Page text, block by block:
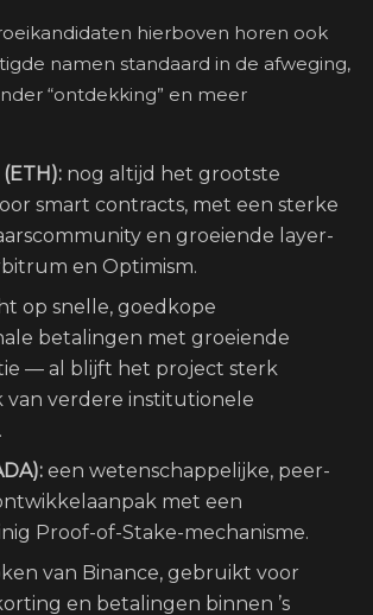
hierboven horen ook
namen standaard in de afweging,
“ontdekking” en meer
nog altijd het grootste
smart contracts, met een sterke
en groeiende layer-
en Optimism.
op snelle, goedkope
betalingen met groeiende
— al blijft het project sterk
van verdere institutionele
een wetenschappelijke, peer-
met een
Proof-of-Stake-mechanisme.
van Binance, gebruikt voor
en betalingen binnen ’s